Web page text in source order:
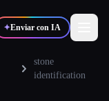
✦Enviar con IA
stone
identification